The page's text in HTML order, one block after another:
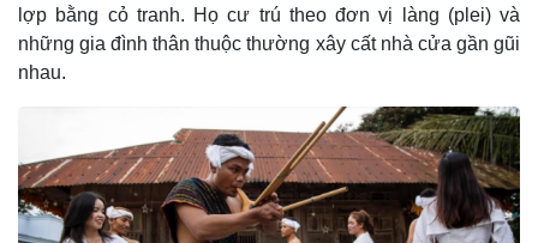
lợp bằng cỏ tranh. Họ cư trú theo đơn vị làng (plei) và
những gia đình thân thuộc thường xây cất nhà cửa gần gũi
nhau.